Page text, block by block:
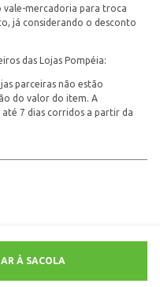
À SACOLA
vale-mercadoria para troca
já considerando o desconto
das Lojas Pompéia:
parceiras não estão
do valor do item. A
7 dias corridos a partir da